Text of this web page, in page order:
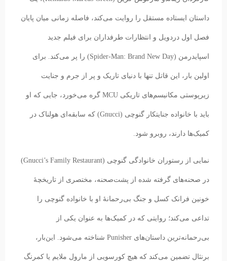
داستان ایستاده مستقل را روایت می‌کند، فاصله زمانی میان پایان
فصل اول دردویل و انتظارات طرفداران برای فیلم جدید
اسپایدرمن (Spider-Man: Brand New Day) را پر می‌کند. برای
اولین بار، این قاتل تنها با دنیای تاریک و پر از جرم و جنایت
زیرپوستی مکانیسم‌های تاریکی MCU گره می‌خورد، جایی که او
باید با خانواده جنایتکار گنوچی (Gnucci) که سابقه‌ای هولناک در
کمیک‌ها دارند، روبرو شود.
نمایی از رستوران خانوادگی گنوچی (Gnucci’s Family Restaurant)
در صحنه‌های گرفته شده از پشت‌صحنه، مختصری از تاریخچهٔ
خونین فرانک کسل و جنگ بی‌رحمانهٔ‌ او با خانواده گنوچی را
تداعی می‌کند؛ روایتی که در کمیک‌ها به عنوان یکی از
بی‌رحمانه‌ترین داستان‌های Punisher شناخته می‌شود. این‌بار،
برنثال تضمین می‌کند که هیچ کورسویی از مارول ملایم یا کمرنگ